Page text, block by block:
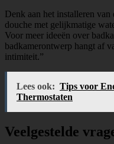
Denk aan het installeren
douche met gelijkmatige
Voor meer ideeën over
badkamerontwerp hangt af
intimiteit.”
Lees ook: Tips voor
Thermostaten
Veelgestelde